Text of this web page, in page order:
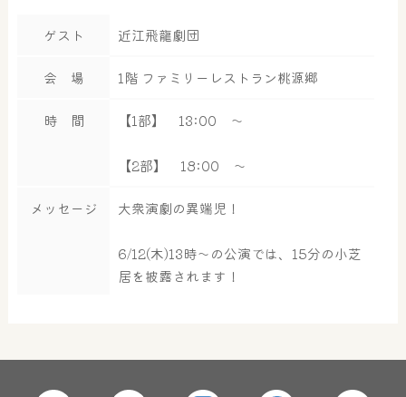
大浴場
屋内レジャープール グルメ
ゲスト 近江飛龍劇団
会 場 1階 ファミリーレストラン桃源郷
時 間 【1部】 13:00 ～
【2部】 18:00 ～
メッセージ 大衆演劇の異端児！
6/12(木)13時～の公演では、15分の小芝
居を披露されます！